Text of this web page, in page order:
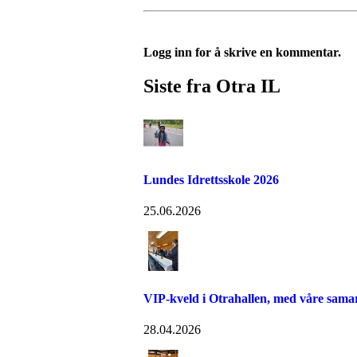
Logg inn for å skrive en kommentar.
Siste fra Otra IL
Lundes Idrettsskole 2026
25.06.2026
VIP-kveld i Otrahallen, med våre
28.04.2026